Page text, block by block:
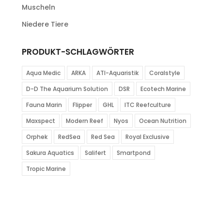
Muscheln
Niedere Tiere
PRODUKT-SCHLAGWÖRTER
Aqua Medic ARKA ATI-Aquaristik
Coralstyle
D-D The Aquarium Solution
DSR
Ecotech Marine
Fauna Marin
Flipper GHL
ITC Reefculture
Maxspect
Modern Reef Nyos
Ocean Nutrition
Orphek
RedSea Red Sea
Royal Exclusive
Sakura Aquatics
Salifert
Smartpond
Tropic Marine